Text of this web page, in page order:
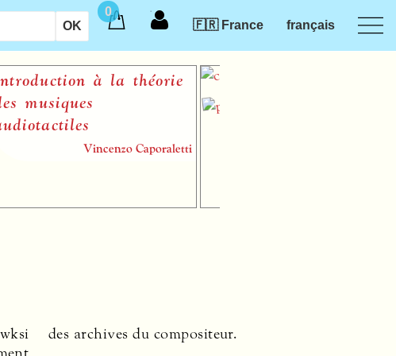
0
🇫🇷 France
français
à la théorie
musiques
Vincenzo Caporaletti
des archives du compositeur.